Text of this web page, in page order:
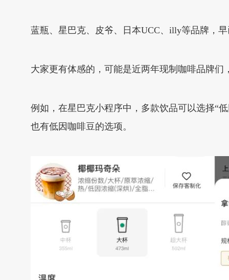
蓝瓶、星巴克、皮爷、日本UCC、illy等品牌，
大家更有体感的，可能是近两年现制咖啡品牌
例如，在星巴克小程序中，多款饮品可以选择“
也有低因咖啡豆的选项。